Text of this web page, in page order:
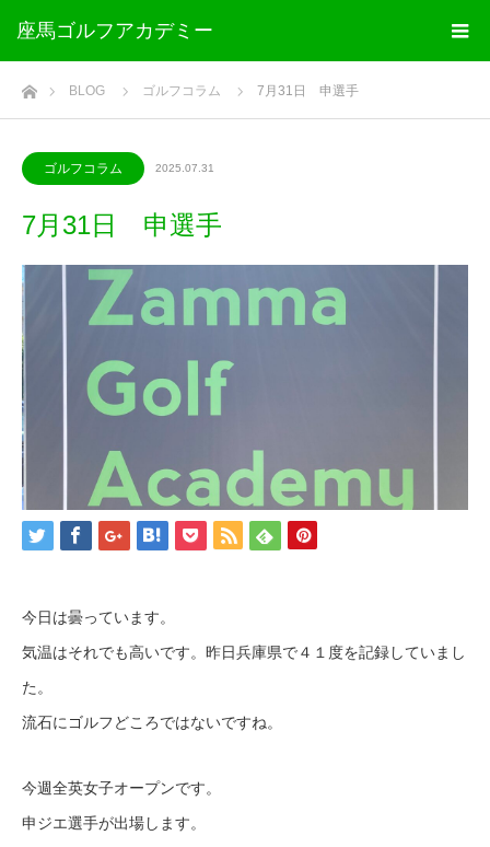
座馬ゴルフアカデミー
ホームBLOG ゴルフコラム 7月31日 申選手
ゴルフコラム 2025.07.31
7月31日 申選手
今日は曇っています。
気温はそれでも高いです。昨日兵庫県で４１度を記録していまし
た。
流石にゴルフどころではないですね。
今週全英女子オープンです。
申ジエ選手が出場します。